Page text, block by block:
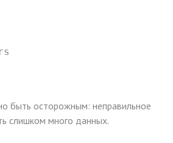
быть осторожным: неправильное
слишком много данных.